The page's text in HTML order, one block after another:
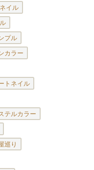
イル
プル
カラー
トネイル
テルカラー
巡り